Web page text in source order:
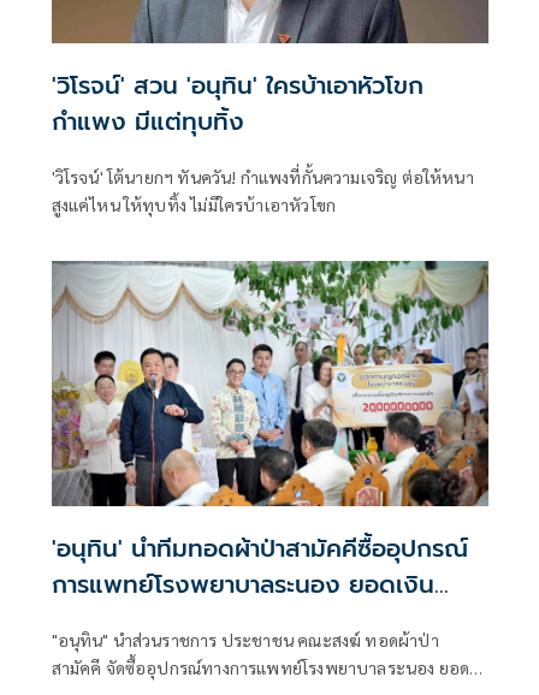
'วิโรจน์' สวน 'อนุทิน' ใครบ้าเอาหัวโขก
กำแพง มีแต่ทุบทิ้ง
'วิโรจน์' โต้นายกฯ ทันควัน! กำแพงที่กั้นความเจริญ ต่อให้หนา
สูงแค่ไหน ให้ทุบทิ้ง ไม่มีใครบ้าเอาหัวโขก
'อนุทิน' นำทีมทอดผ้าป่าสามัคคีซื้ออุปกรณ์
การแพทย์โรงพยาบาลระนอง ยอดเงิน
"อนุทิน" นำส่วนราชการ ประชาชน คณะสงฆ์ ทอดผ้าป่า
สามัคคี จัดซื้ออุปกรณ์ทางการแพทย์โรงพยาบาลระนอง ยอด